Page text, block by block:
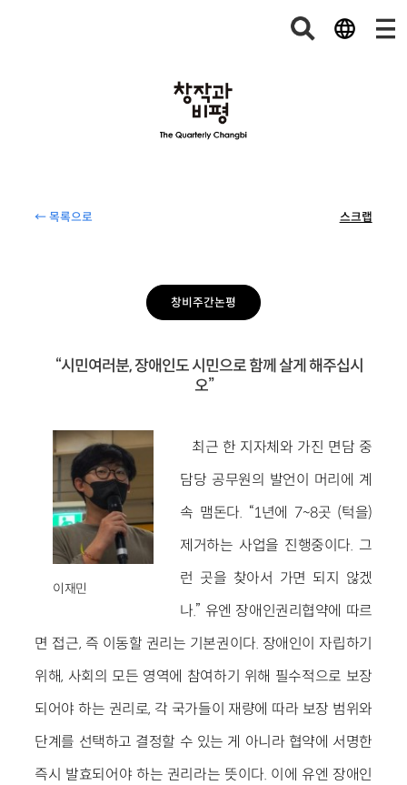
← 목록으로 스크랩
창비주간논평
“시민여러분, 장애인도 시민으로 함께 살게 해주십시
오”
이재민
최근 한 지자체와 가진 면담 중
담당 공무원의 발언이 머리에 계
속 맴돈다. “1년에 7~8곳 (턱을)
제거하는 사업을 진행중이다. 그
런 곳을 찾아서 가면 되지 않겠
나.” 유엔 장애인권리협약에 따르
면 접근, 즉 이동할 권리는 기본권이다. 장애인이 자립하기
위해, 사회의 모든 영역에 참여하기 위해 필수적으로 보장
되어야 하는 권리로, 각 국가들이 재량에 따라 보장 범위와
단계를 선택하고 결정할 수 있는 게 아니라 협약에 서명한
즉시 발효되어야 하는 권리라는 뜻이다. 이에 유엔 장애인